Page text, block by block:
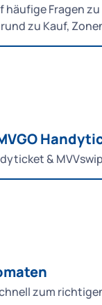
Fragen
zu Kauf,
Fahrkarten
S-Bahn in
die
MVGO.
&
zum